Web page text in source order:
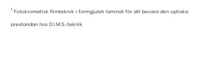
† Fotokromatisk filmteknik i formgjutet laminat för att bevara den optiska
prestandan hos D.I.M.S.-teknik